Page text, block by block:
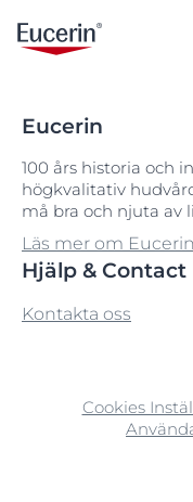
Eucerin
100 års historia och
högkvalitativ
må bra och njuta av
Läs mer om Eucerin
Hjälp & Contact
Kontakta oss
Cookies